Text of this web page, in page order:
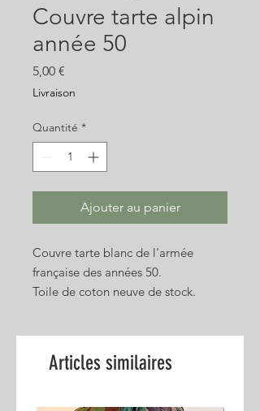
Couvre tarte alpin
année 50
5,00 €
Livraison
Quantité *
Ajouter au panier
Couvre tarte blanc de l'armée
française des années 50.
Toile de coton neuve de stock.
Articles similaires